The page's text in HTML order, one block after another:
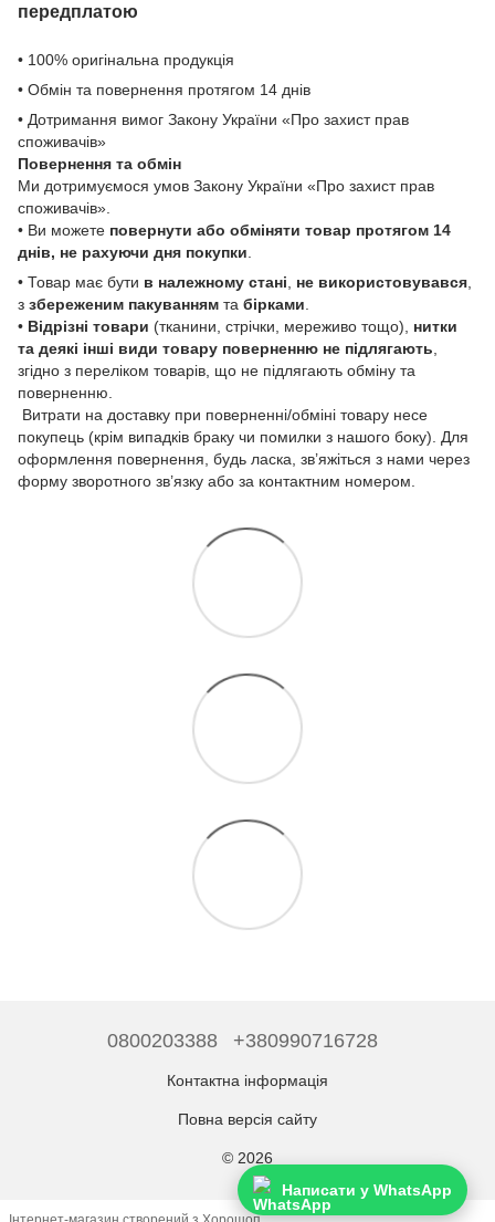
Написати у WhatsApp
передплатою
• 100% оригінальна продукція
• Обмін та повернення протягом 14 днів
• Дотримання вимог Закону України «Про захист прав
споживачів»
Повернення та обмін
Ми дотримуємося умов Закону України «Про захист прав
споживачів».
• Ви можете повернути або обміняти товар протягом 14
днів, не рахуючи дня покупки
• Товар має бути в належному стані не використовувався
з збереженим пакуванням та бірками
• Відрізні товари (тканини, стрічки, мереживо тощо), нитки
та деякі інші види товару поверненню не підлягають
згідно з переліком товарів, що не підлягають обміну та
поверненню.
Витрати на доставку при поверненні/обміні товару несе
покупець (крім випадків браку чи помилки з нашого боку). Для
оформлення повернення, будь ласка, зв’яжіться з нами через
форму зворотного зв’язку або за контактним номером.
0800203388 +380990716728
Контактна інформація
Повна версія сайту
© 2026